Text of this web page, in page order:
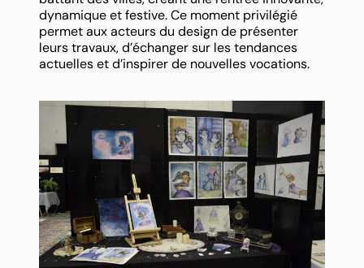
dynamique et festive. Ce moment privilégié
permet aux acteurs du design de présenter
leurs travaux, d’échanger sur les tendances
actuelles et d’inspirer de nouvelles vocations.